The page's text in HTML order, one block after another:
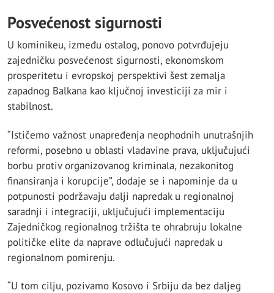
Posvećenost sigurnosti
U kominikeu, između ostalog, ponovo potvrđujeju
zajedničku posvećenost sigurnosti, ekonomskom
prosperitetu i evropskoj perspektivi šest zemalja
zapadnog Balkana kao ključnoj investiciji za mir i
stabilnost.
“Ističemo važnost unapređenja neophodnih unutrašnjih
reformi, posebno u oblasti vladavine prava, uključujući
borbu protiv organizovanog kriminala, nezakonitog
finansiranja i korupcije”, dodaje se i napominje da u
potpunosti podržavaju dalji napredak u regionalnoj
saradnji i integraciji, uključujući implementaciju
Zajedničkog regionalnog tržišta te ohrabruju lokalne
političke elite da naprave odlučujući napredak u
regionalnom pomirenju.
“U tom cilju, pozivamo Kosovo i Srbiju da bez daljeg